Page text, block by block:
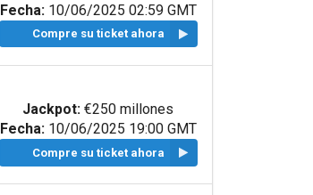
Fecha:10/06/2025 02:59 GMT
Compre su ticket ahora
Jackpot: €250 millones
Fecha:10/06/2025 19:00 GMT
Compre su ticket ahora